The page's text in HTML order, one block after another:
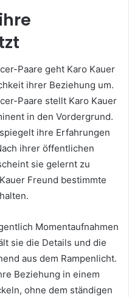
Paare geht Karo Kauer
ihrer Beziehung um.
Paare stellt Karo Kauer
in den Vordergrund.
ihre Erfahrungen
ihrer öffentlichen
sie gelernt zu
Freund bestimmte
Momentaufnahmen
sie die Details und die
aus dem Rampenlicht.
Beziehung in einem
ohne dem ständigen